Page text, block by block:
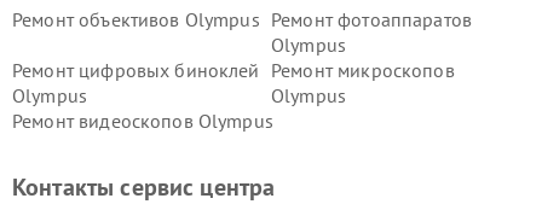
Ремонт объективов Olympus Ремонт фотоаппаратов
Olympus
Ремонт цифровых биноклей
Olympus
Ремонт микроскопов
Olympus
Ремонт видеоскопов Olympus
Контакты сервис центра